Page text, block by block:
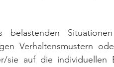
belastenden
Verhaltensmustern
sie auf die individuellen